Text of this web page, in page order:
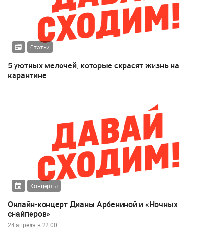
Статьи
5 уютных мелочей, которые скрасят жизнь на
карантине
Концерты
Онлайн-концерт Дианы Арбениной и «Ночных
снайперов»
24 апреля в 22:00